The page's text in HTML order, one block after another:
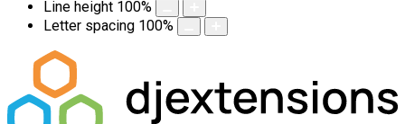
Line height 100%
Letter spacing 100%